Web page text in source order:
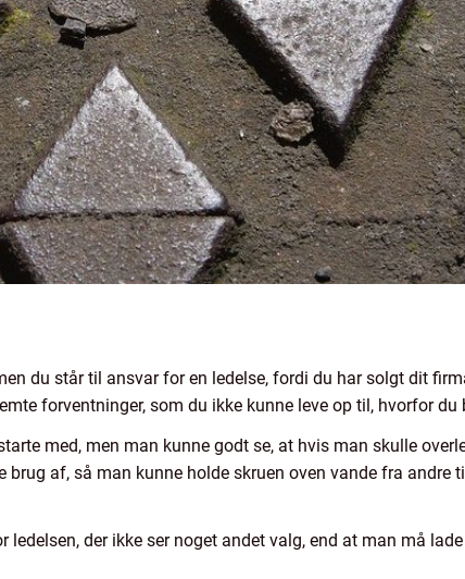
du står til ansvar for en ledelse, fordi du har solgt dit
forventninger, som du ikke kunne leve op til, hvorfor du
med, men man kunne godt se, at hvis man skulle
af, så man kunne holde skruen oven vande fra andre
der ikke ser noget andet valg, end at man må